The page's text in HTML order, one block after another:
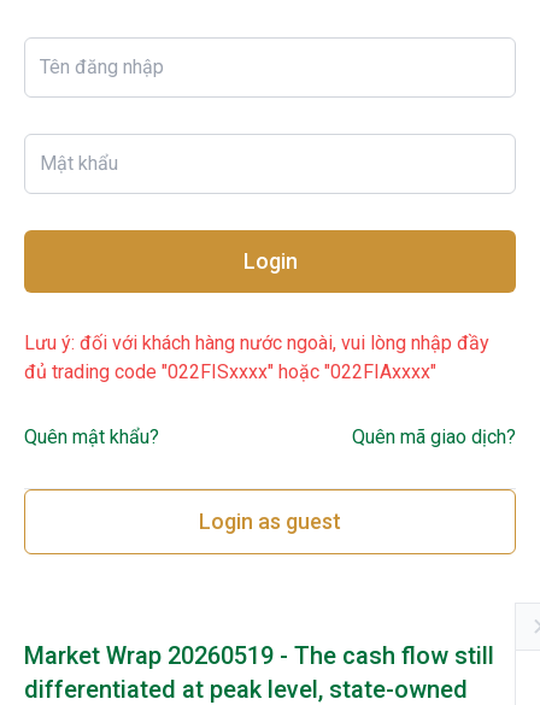
Market Wrap 20260519 - The cash flow still
differentiated at peak level, state-owned
Login
Lưu ý: đối với khách hàng nước ngoài, vui lòng nhập đầy
đủ trading code "022FISxxxx" hoặc "022FIAxxxx"
Quên mật khẩu? Quên mã giao dịch?
Login as guest